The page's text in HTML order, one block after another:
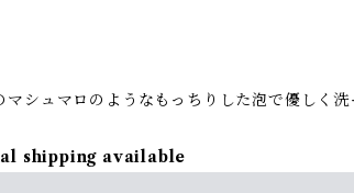
シュマロのようなもっちりした泡で優しく洗
shipping available